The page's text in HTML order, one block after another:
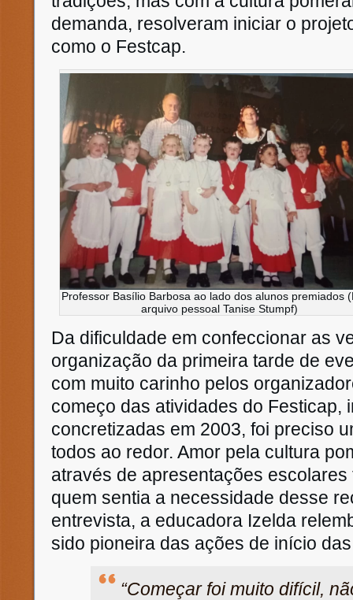
demanda, resolveram iniciar o
como o Festcap.
Professor Basílio Barbosa ao lado dos alunos premiados
arquivo pessoal Tanise Stumpf)
Da dificuldade em confeccionar as
organização da primeira tarde de
com muito carinho pelos
começo das atividades do Festicap,
concretizadas em 2003, foi preciso
todos ao redor. Amor pela cultura
através de apresentações
quem sentia a necessidade desse
entrevista, a educadora Izelda
sido pioneira das ações de início
“Começar foi muito difícil,